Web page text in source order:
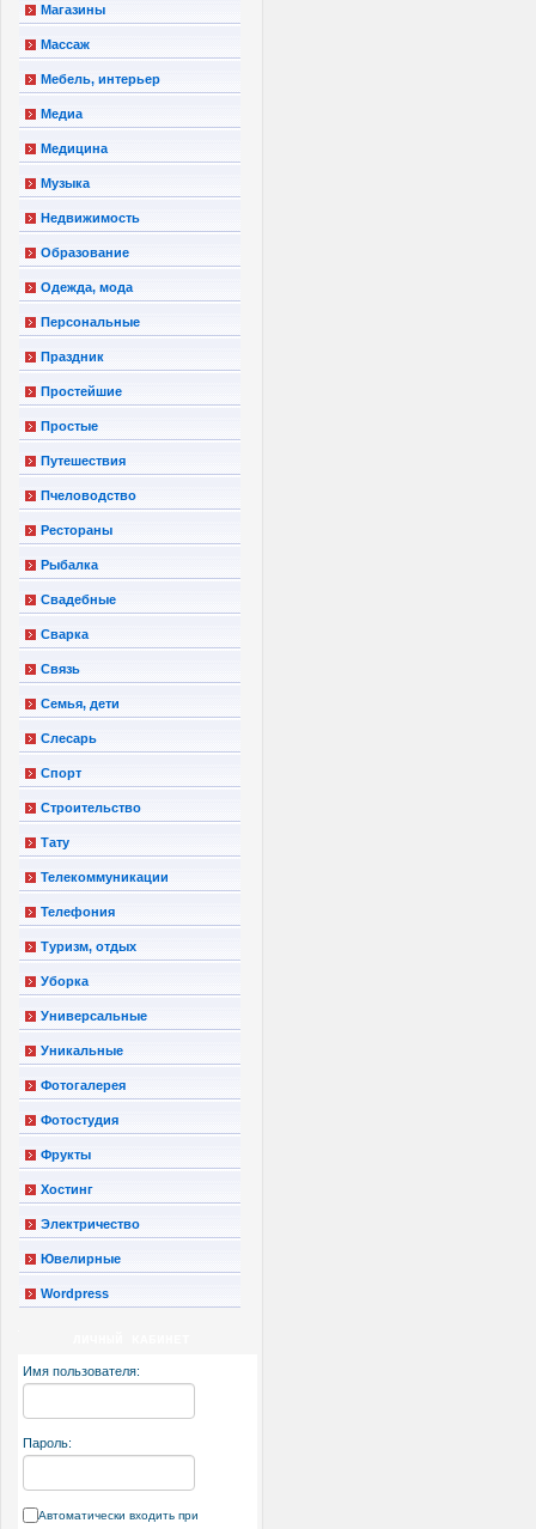
Магазины
Массаж
Мебель, интерьер
Медиа
Медицина
Музыка
Недвижимость
Образование
Одежда, мода
Персональные
Праздник
Простейшие
Простые
Путешествия
Пчеловодство
Рестораны
Рыбалка
Свадебные
Сварка
Связь
Семья, дети
Слесарь
Спорт
Строительство
Тату
Телекоммуникации
Телефония
Туризм, отдых
Уборка
Универсальные
Уникальные
Фотогалерея
Фотостудия
Фрукты
Хостинг
Электричество
Ювелирные
Wordpress
Имя пользователя:
Пароль:
Автоматически входить при